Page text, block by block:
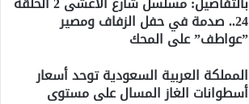
24.. صدمة في حفل الزفاف ومصير
”عواطف” على المحك
المملكة العربية السعودية توحد أسعار
أسطوانات الغاز المسال على مستوى